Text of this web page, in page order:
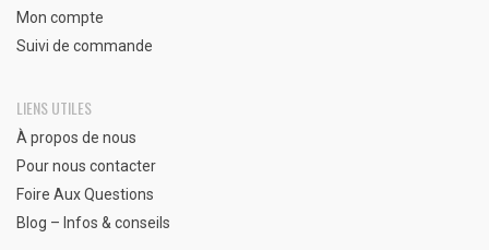
Mon compte
Suivi de commande
LIENS UTILES
À propos de nous
Pour nous contacter
Foire Aux Questions
Blog – Infos & conseils